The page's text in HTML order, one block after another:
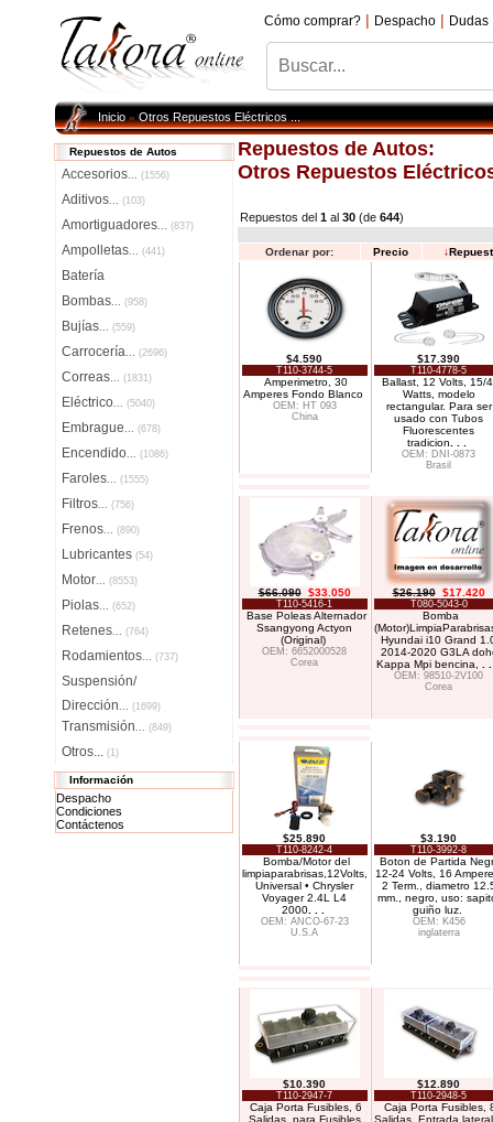
Cómo comprar? | Despacho | Dudas
Inicio»Otros Repuestos Eléctricos ...
Repuestos de Autos
Accesorios... (1556)
Aditivos... (103)
Amortiguadores... (837)
Ampolletas... (441)
Batería
Bombas... (958)
Bujías... (559)
Carrocería... (2696)
Correas... (1831)
Eléctrico... (5040)
Embrague... (678)
Encendido... (1086)
Faroles... (1555)
Filtros... (756)
Frenos... (890)
Lubricantes(54)
Motor... (8553)
Piolas... (652)
Retenes... (764)
Rodamientos... (737)
Suspensión/
Dirección... (1699)
Transmisión... (849)
Otros...(1)
Información
Despacho
Condiciones
Contáctenos
Repuestos de Autos:
Otros Repuestos
Repuestos del 1al 30(de 644)
Ordenar por: Precio ↓
$4.590
T110-3744-5
Amperimetro, 30
Amperes Fondo Blanco
OEM: HT 093
China
$17.390
T110-4778-5
Ballast, 12 Volts, 15/
Watts, modelo
rectangular. Para ser
usado con Tubos
Fluorescentes
tradicion
OEM: DNI-0873
Brasil
$66.090 $33.050
T110-5416-1
Base Poleas Alternador
Ssangyong Actyon
(Original)
OEM: 6652000528
Corea
$26.190 $17.420
T080-5043-0
Bomba
Hyundai i10 Grand
2014-2020 G3LA
Kappa Mpi bencina,
OEM: 98510-2V100
Corea
$25.890
T110-8242-4
Bomba/Motor del
limpiaparabrisas,12Volts,
Universal • Chrysler
Voyager 2.4L L4
2000. . .
OEM: ANCO-67-23
U.S.A
$3.190
T110-3992-8
Boton de Partida
12-24 Volts, 16
2 Term., diametro
mm., negro, uso:
guiño luz.
OEM: K456
inglaterra
$10.390
T110-2947-7
Caja Porta Fusibles, 6
Salidas, para Fusibles
$12.890
T110-2948-5
Caja Porta Fusibles,
Salidas, Entrada